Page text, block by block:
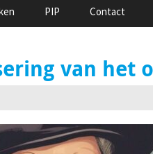
PIP Contact
van het